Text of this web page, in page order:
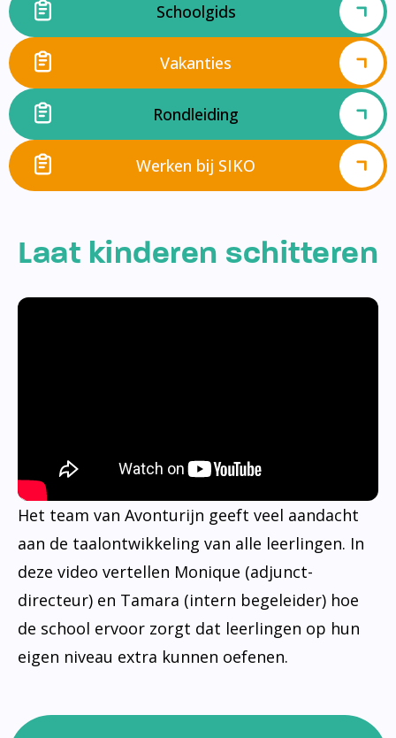
Schoolgids
Vakanties
Rondleiding
Werken bij SIKO
Laat kinderen schitteren
Het team van Avonturijn geeft veel aandacht
aan de taalontwikkeling van alle leerlingen. In
deze video vertellen Monique (adjunct-
directeur) en Tamara (intern begeleider) hoe
de school ervoor zorgt dat leerlingen op hun
eigen niveau extra kunnen oefenen.